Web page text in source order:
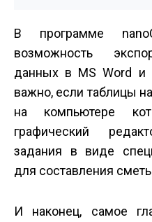
В программе
возможность
данных в MS Word и
важно, если таблицы
на компьютере
графический
задания в виде
для составления
И наконец, самое